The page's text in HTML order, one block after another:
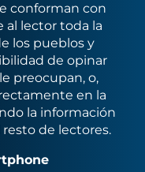
conforman con
al lector toda la
los pueblos y
de opinar
preocupan, o,
en la
la información
de lectores.